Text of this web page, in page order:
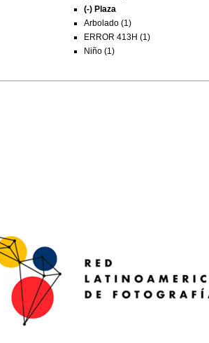
(-) Plaza
Arbolado (1)
ERROR 413H (1)
Niño (1)